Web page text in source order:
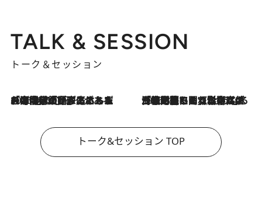
TALK & SESSION
トーク＆セッション
2026.8.3
「今後値上げがあるとすれば…」「リスクがあるのは今年の冬」エネルギー専門家が語る、ホルムズ海峡封鎖が家庭にもたらす“ある心配” 2026.8.3
「住宅建てられない…」「サーチャージ料の高値が続いている」ホルムズ海峡封鎖による影響はいつまで続く？《エネルギー専門家に聞く“どうなる日本の暮らし”》
トーク&セッション TOP